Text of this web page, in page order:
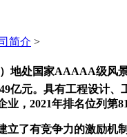
简介 >
地处国家AAAAA级风
亿元。 具有工程设计、
业， 2021年排名位列第
立了有竞争力的激励机